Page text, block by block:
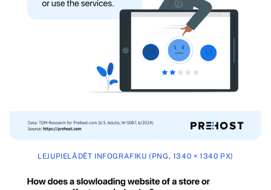
LEJUPIELĀDĒT INFOGRAFIKU (PNG, 1340 × 1340 PX)